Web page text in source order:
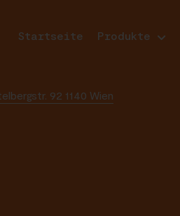
Startseite Produkte
92 1140 Wien